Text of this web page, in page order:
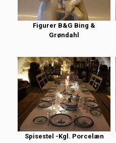
Figurer B&G Bing &
Grøndahl
Spisestel -Kgl. Porcelæn